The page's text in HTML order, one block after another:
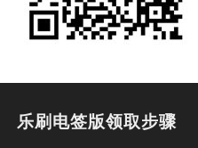
乐刷电签版领取步骤